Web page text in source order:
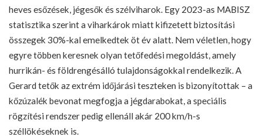
heves esőzések, jégesők és szélviharok. Egy 2023-as MABISZ
statisztika szerint a viharkárok miatt kifizetett biztosítási
összegek 30%-kal emelkedtek öt év alatt. Nem véletlen, hogy
egyre többen keresnek olyan tetőfedési megoldást, amely
hurrikán- és földrengésálló tulajdonságokkal rendelkezik. A
Gerard tetők az extrém időjárási teszteken is bizonyítottak – a
kőzúzalék bevonat megfogja a jégdarabokat, a speciális
rögzítési rendszer pedig ellenáll akár 200 km/h-s
széllökéseknek is.